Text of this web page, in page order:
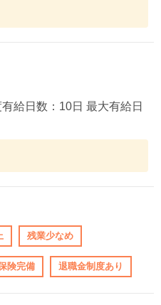
給日数：10日 最大有給日
残業少なめ
険完備 退職金制度あり